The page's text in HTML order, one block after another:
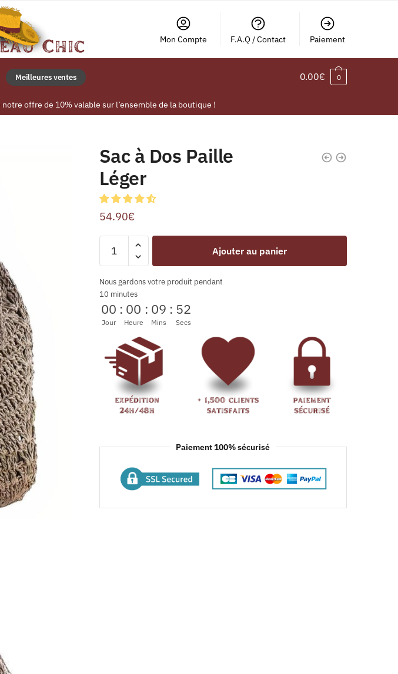
Mon Compte F.A.Q / Contact Paiement
Meilleures ventes 0.00€ 0
offre de 10% valable sur l’ensemble de la boutique !
Sac à Dos Paille
Léger
54.90€
Ajouter au panier
Nous gardons votre produit pendant
10 minutes
00
Jour
: 00
Heure
: 09
Mins
: 52
Secs
Paiement 100% sécurisé